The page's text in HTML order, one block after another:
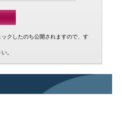
クしたのち公開されますので、す
。